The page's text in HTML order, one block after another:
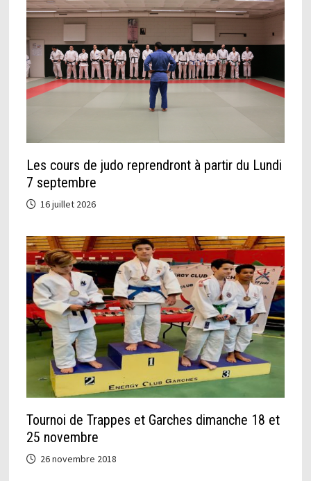
Les cours de judo reprendront à partir du Lundi
7 septembre
16 juillet 2026
Tournoi de Trappes et Garches dimanche 18 et
25 novembre
26 novembre 2018